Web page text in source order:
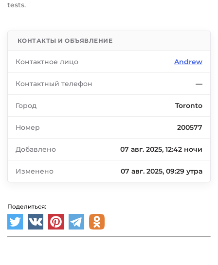
tests.
КОНТАКТЫ И ОБЪЯВЛЕНИЕ
Контактное лицо Andrew
Контактный телефон —
Город Toronto
Номер 200577
Добавлено 07 авг. 2025, 12:42 ночи
Изменено 07 авг. 2025, 09:29 утра
Поделиться: